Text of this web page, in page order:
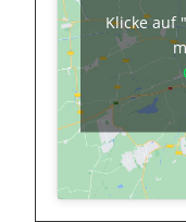
Klicke auf